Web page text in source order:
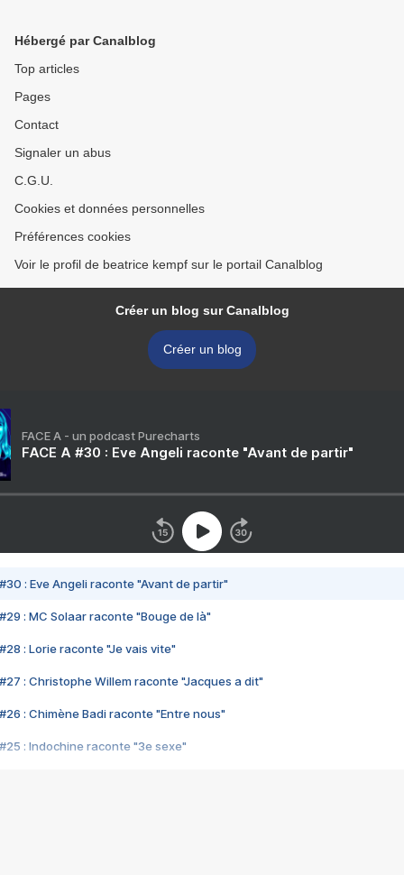
Hébergé par Canalblog
Top articles
Pages
Contact
Signaler un abus
C.G.U.
Cookies et données personnelles
Préférences cookies
Voir le profil de beatrice kempf sur le portail Canalblog
Créer un blog sur Canalblog
Créer un blog
FACE A - un podcast Purecharts
FACE A #30 : Eve Angeli raconte "Avant de partir"
#30 : Eve Angeli raconte "Avant de partir"
#29 : MC Solaar raconte "Bouge de là"
#28 : Lorie raconte "Je vais vite"
#27 : Christophe Willem raconte "Jacques a dit"
#26 : Chimène Badi raconte "Entre nous"
#25 : Indochine raconte "3e sexe"